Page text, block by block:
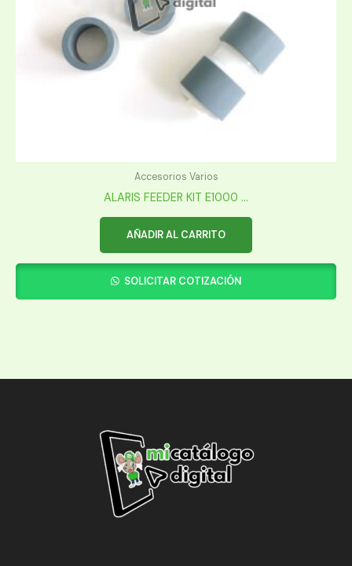
Accesorios Varios
ALARIS FEEDER KIT E1000 ...
AÑADIR AL CARRITO
SOLICITAR COTIZACIÓN